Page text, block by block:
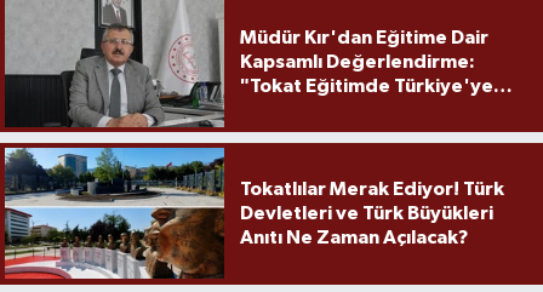
Müdür Kır'dan Eğitime Dair
Kapsamlı Değerlendirme:
"Tokat Eğitimde Türkiye'ye
Tokatlılar Merak Ediyor! Türk
Devletleri ve Türk Büyükleri
Anıtı Ne Zaman Açılacak?